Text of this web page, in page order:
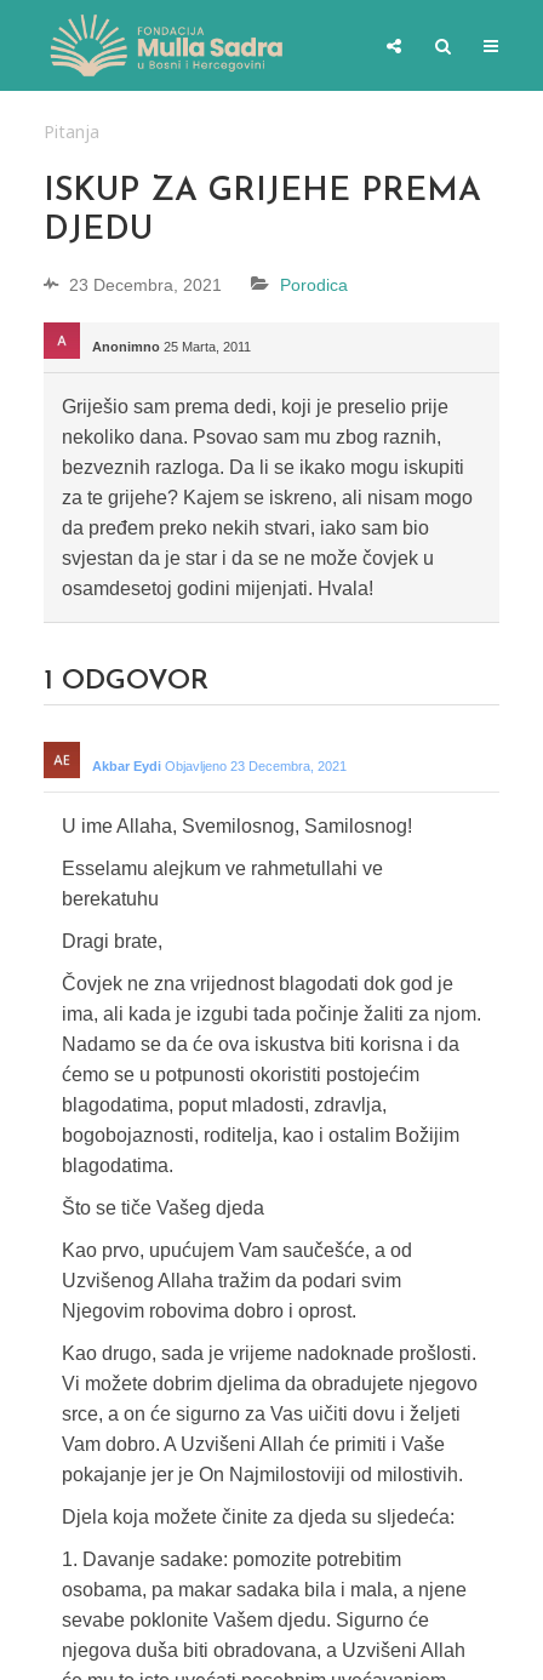
Pitanja
ISKUP ZA GRIJEHE PREMA
DJEDU
23 Decembra, 2021 Porodica
Anonimno 25 Marta, 2011
Griješio sam prema dedi, koji je preselio prije
nekoliko dana. Psovao sam mu zbog raznih,
bezveznih razloga. Da li se ikako mogu iskupiti
za te grijehe? Kajem se iskreno, ali nisam mogo
da pređem preko nekih stvari, iako sam bio
svjestan da je star i da se ne može čovjek u
osamdesetoj godini mijenjati. Hvala!
1 ODGOVOR
Akbar Eydi Objavljeno 23 Decembra, 2021
U ime Allaha, Svemilosnog, Samilosnog!
Esselamu alejkum ve rahmetullahi ve
berekatuhu
Dragi brate,
Čovjek ne zna vrijednost blagodati dok god je
ima, ali kada je izgubi tada počinje žaliti za njom.
Nadamo se da će ova iskustva biti korisna i da
ćemo se u potpunosti okoristiti postojećim
blagodatima, poput mladosti, zdravlja,
bogobojaznosti, roditelja, kao i ostalim Božijim
blagodatima.
Što se tiče Vašeg djeda
Kao prvo, upućujem Vam saučešće, a od
Uzvišenog Allaha tražim da podari svim
Njegovim robovima dobro i oprost.
Kao drugo, sada je vrijeme nadoknade prošlosti.
Vi možete dobrim djelima da obradujete njegovo
srce, a on će sigurno za Vas uičiti dovu i željeti
Vam dobro. A Uzvišeni Allah će primiti i Vaše
pokajanje jer je On Najmilostoviji od milostivih.
Djela koja možete činite za djeda su sljedeća:
1. Davanje sadake: pomozite potrebitim
osobama, pa makar sadaka bila i mala, a njene
sevabe poklonite Vašem djedu. Sigurno će
njegova duša biti obradovana, a Uzvišeni Allah